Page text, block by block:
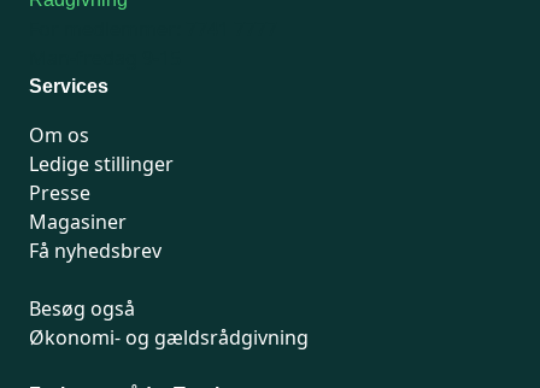
Services
Om os
Ledige stillinger
Presse
Magasiner
Få nyhedsbrev
Besøg også
Økonomi- og gældsrådgivning